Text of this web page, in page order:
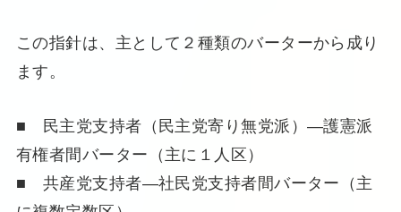
この指針は、主として２種類のバーターから成り
ます。
■ 民主党支持者（民主党寄り無党派）―護憲派
有権者間バーター（主に１人区）
■ 共産党支持者―社民党支持者間バーター（主